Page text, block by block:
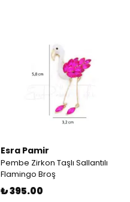
Esra Pamir
Pembe Zirkon Taşlı Sallantılı
Flamingo Broş
₺ 395.00